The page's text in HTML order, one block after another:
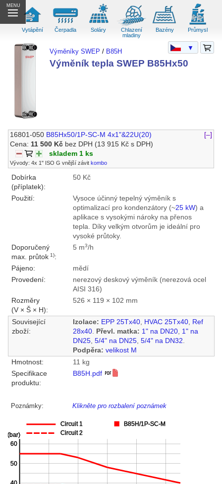
MENU
Vytápění Čerpadla Soláry
Chlazení
mladiny
Bazény Průmysl
Výměníky SWEP / B85H
Výměník tepla SWEP B85Hx50
16801-050 B85Hx50/1P-SC-M 4x1"&22U(20)
[–]
Cena:11 500 Kč bez DPH (13 915 Kč s DPH)
skladem 1 ks
Vývody: 4x 1" ISO G vnější závitkombo
Dobírka
(příplatek):
50 Kč
Použití:
Vysoce účinný tepelný výměník s
optimalizací pro kondenzátory (~25 kW) a
aplikace s vysokými nároky na přenos
tepla. Díky velkým otvorům je ideální pro
vysoké průtoky.
Doporučený
max. průtok1):
5 m3/h
Pájeno:
mědí
Provedení:
nerezový deskový výměník (nerezová ocel
AISI 316)
Rozměry
(V × Š × H):
526 × 119 × 102 mm
Související
zboží:
Izolace: EPP 25Tx40, HVAC 25Tx40, Ref
28x40. Převl. matka: 1" na DN20, 1" na
DN25, 5/4" na DN25, 5/4" na DN32.
Podpěra: velikost M
Hmotnost:
11 kg
Specifikace
produktu:
B85H.pdf
Poznámky: Klikněte pro rozbalení poznámek
▼